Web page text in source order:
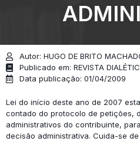
Autor: HUGO DE BRITO
Publicado em: REVISTA
Data publicação: 01/04/2009
Lei do início deste ano de 2007
contado do protocolo de petições,
administrativos do contribuinte,
decisão administrativa. Cuida-se